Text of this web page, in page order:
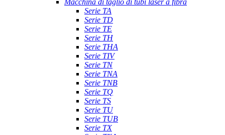
Macchina di taglio di tubi laser à fibra
Serie TA
Serie TD
Serie TE
Serie TH
Serie THA
Serie TIV
Serie TN
Serie TNA
Serie TNB
Serie TQ
Serie TS
Serie TU
Serie TUB
Serie TX